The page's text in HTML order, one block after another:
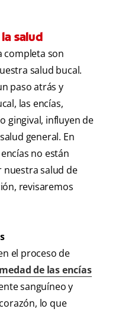
salud
completa son
salud bucal.
paso atrás y
las encías,
gingival, influyen de
general. En
no están
nuestra salud de
revisaremos
el proceso de
de las encías
sanguíneo y
lo que